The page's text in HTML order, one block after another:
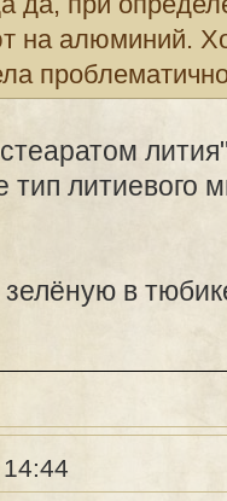
на алюминий.
тип литиевого
зелёную в